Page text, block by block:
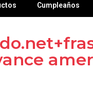
Cumpleaños